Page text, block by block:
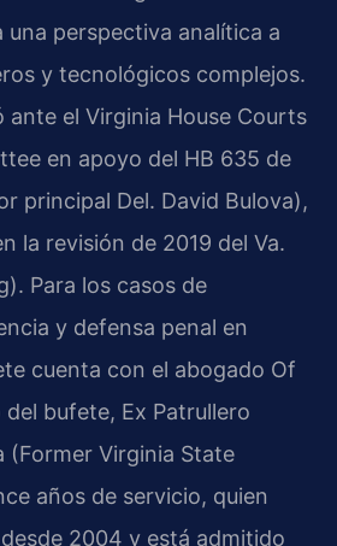
perspectiva analítica a
y tecnológicos complejos.
ante el Virginia House Courts
en apoyo del HB 635 de
principal Del. David Bulova),
la revisión de 2019 del Va.
Para los casos de
y defensa penal en
cuenta con el abogado Of
del bufete, Ex Patrullero
(Former Virginia State
años de servicio, quien
2004 y está admitido